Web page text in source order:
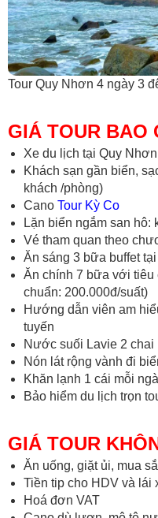
Tour Quy Nhơn 4 ngày 3
GIÁ TOUR BAO
Xe du lịch tại Quy
Khách sạn gần biển,
khách /phòng)
Cano Tour Kỳ Co
Lặn biển ngắm san hô:
Vé tham quan theo
Ăn sáng 3 bữa buffet
Ăn chính 7 bữa với tiêu
chuẩn: 200.000đ/suất)
Hướng dẫn viên am
tuyến
Nước suối Lavie 2 chai
Nón lát rộng vành đi
Khăn lạnh 1 cái mỗi
Bảo hiểm du lịch trọn
GIÁ TOUR
Ăn uống, giặt ủi, mua
Tiền tip cho HDV và lái
Hoá đơn VAT